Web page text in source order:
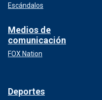
Escándalos
Medios de
comunicación
FOX Nation
Deportes